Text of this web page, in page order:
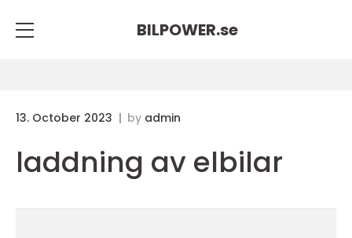
BILPOWER.se
13. October 2023 by admin
laddning av elbilar